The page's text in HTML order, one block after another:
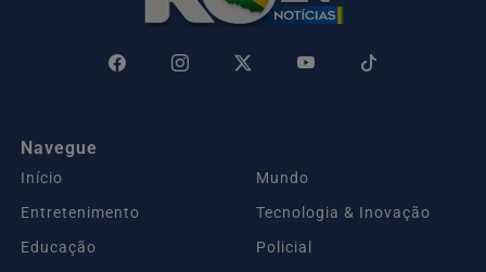
Navegue
Início
Mundo
Entretenimento
Tecnologia & Inovação
Educação
Policial